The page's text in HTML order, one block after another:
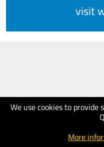
We use cookies to provide
More
visit